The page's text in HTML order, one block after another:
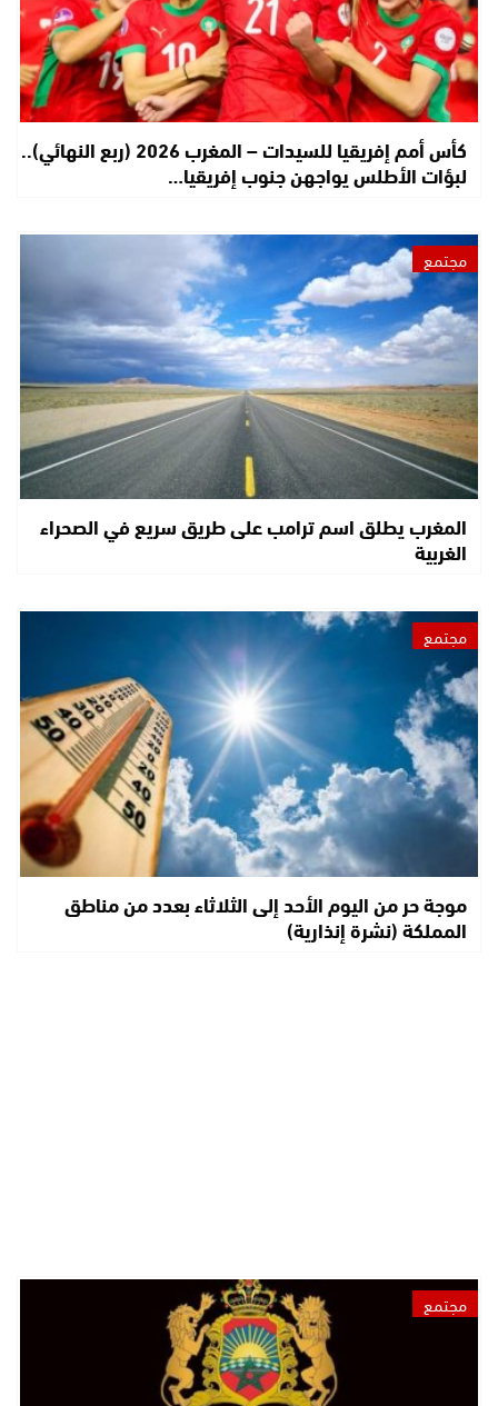
كأس أمم إفريقيا للسيدات – المغرب 2026 (ربع النهائي)..
لبؤات الأطلس يواجهن جنوب إفريقيا…
مجتمع
المغرب يطلق اسم ترامب على طريق سريع في الصحراء
الغربية
مجتمع
موجة حر من اليوم الأحد إلى الثلاثاء بعدد من مناطق
المملكة (نشرة إنذارية)
مجتمع